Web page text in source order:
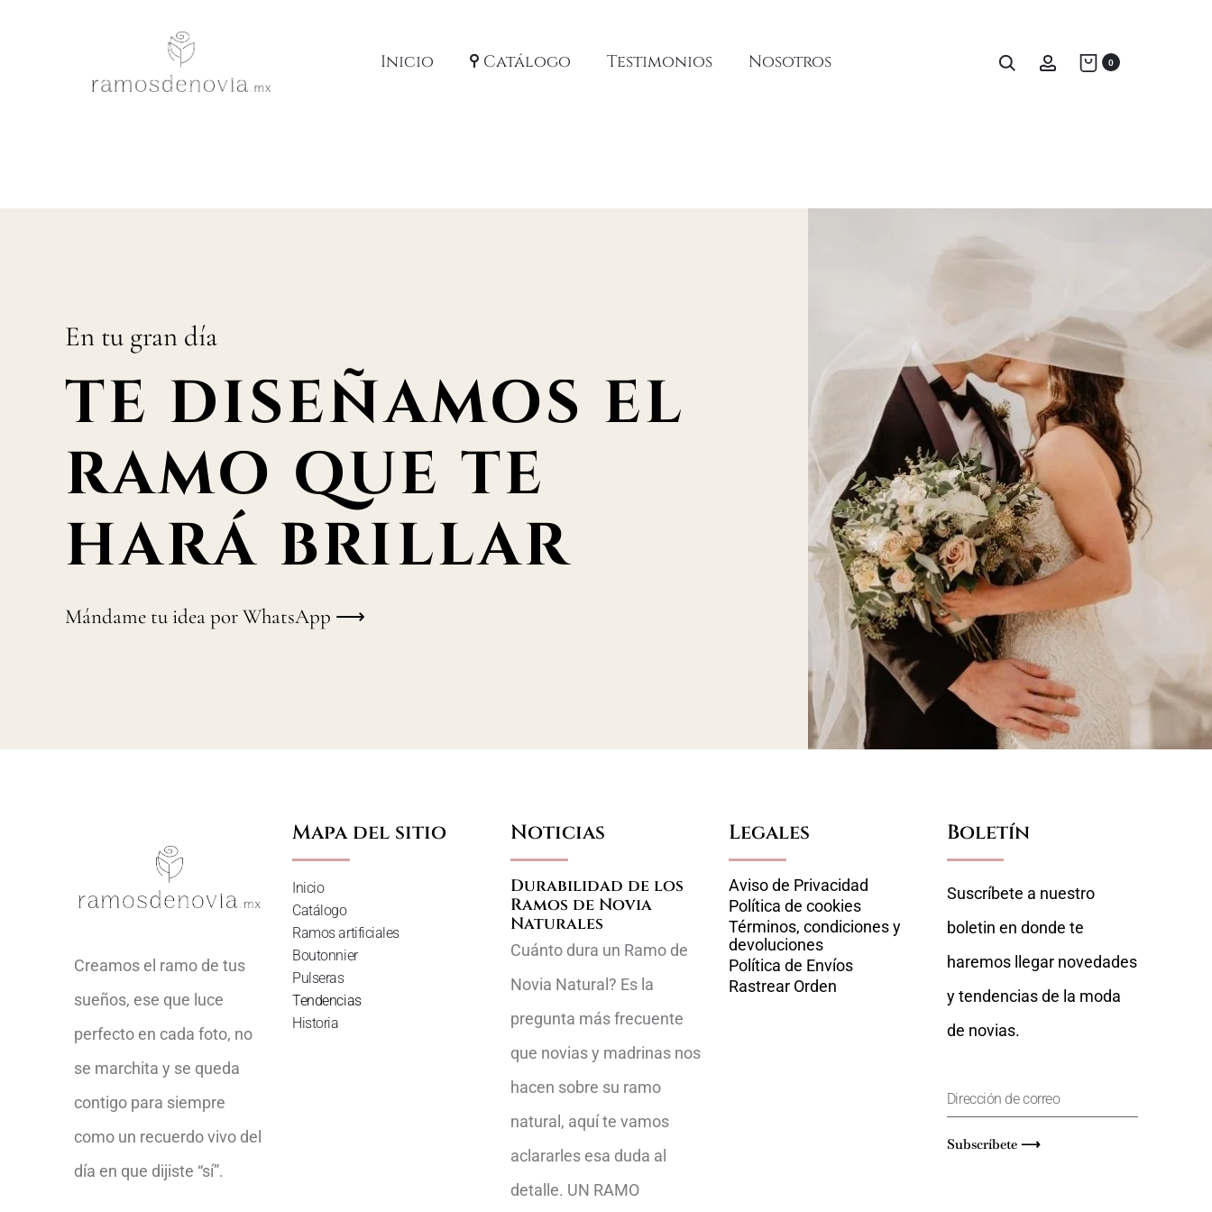
Inicio Catálogo Testimonios Nosotros 0
Clientas que regresaron
En tu gran día
TE DISEÑAMOS EL
RAMO QUE TE
HARÁ BRILLAR
Mándame tu idea por WhatsApp ⟶
Creamos el ramo de tus
sueños, ese que luce
perfecto en cada foto, no
se marchita y se queda
contigo para siempre
como un recuerdo vivo del
día en que dijiste “sí”.
Mapa del sitio
Inicio
Catálogo
Ramos artificiales
Boutonnier
Pulseras
Tendencias
Historia
Noticias
Durabilidad de los
Ramos de Novia
Naturales
Cuánto dura un Ramo de
Novia Natural? Es la
pregunta más frecuente
que novias y madrinas nos
hacen sobre su ramo
natural, aquí te vamos
aclararles esa duda al
detalle. UN RAMO
Legales
Aviso de Privacidad
Política de cookies
Términos, condiciones y
devoluciones
Política de Envíos
Rastrear Orden
Boletín
Suscríbete a nuestro
boletin en donde te
haremos llegar novedades
y tendencias de la moda
de novias.
Subscríbete ⟶